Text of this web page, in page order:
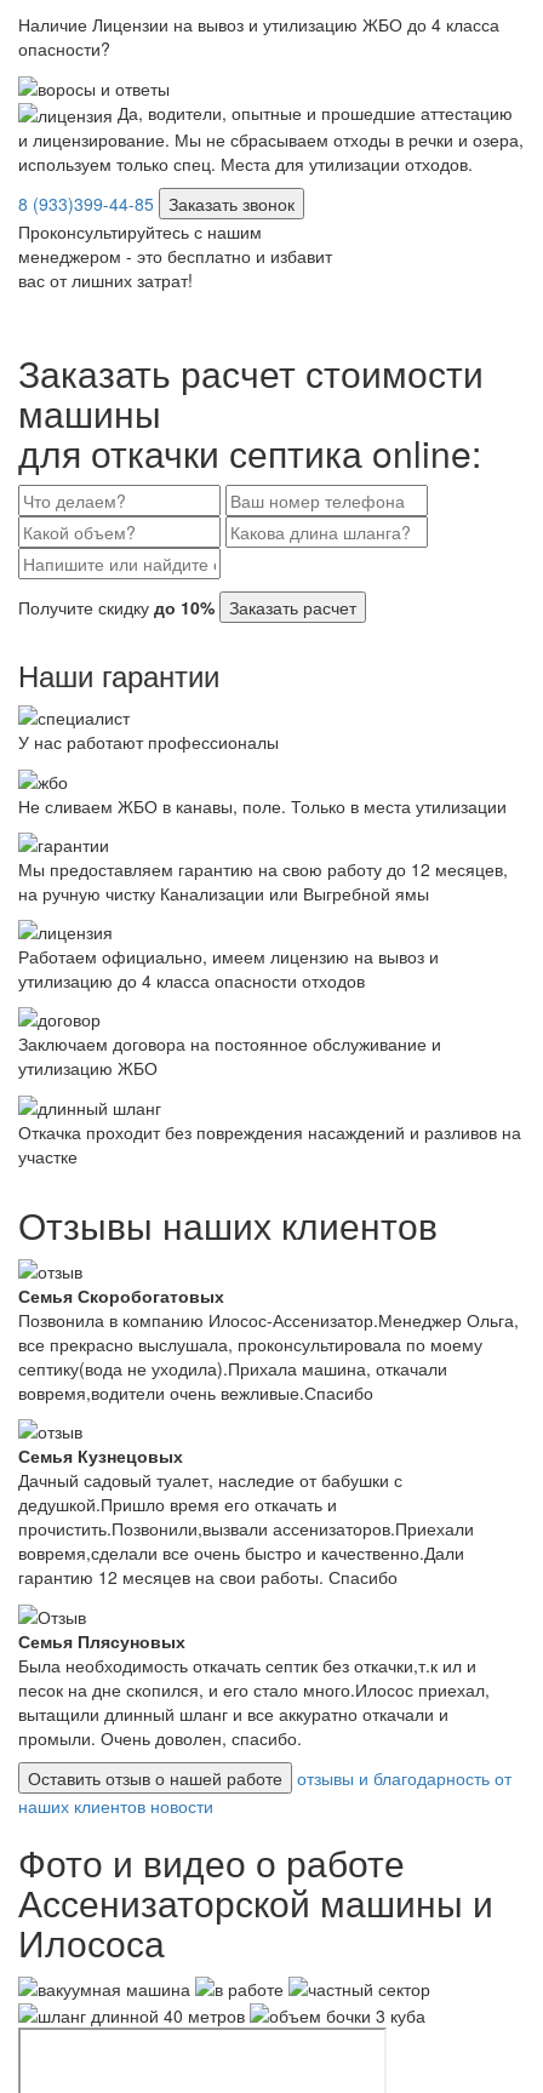
Наличие Лицензии на вывоз и утилизацию ЖБО до 4 класса
опасности?
Да, водители, опытные и прошедшие аттестацию
и лицензирование. Мы не сбрасываем отходы в речки и озера,
используем только спец. Места для утилизации отходов.
8 (933)399-44-85 Заказать звонок
Проконсультируйтесь с нашим
менеджером - это бесплатно и избавит
вас от лишних затрат!
Заказать расчет стоимости
машины
для откачки септика online:
Получите скидку до 10% Заказать расчет
Наши гарантии
У нас работают профессионалы
Не сливаем ЖБО в канавы, поле. Только в места утилизации
Мы предоставляем гарантию на свою работу до 12 месяцев,
на ручную чистку Канализации или Выгребной ямы
Работаем официально, имеем лицензию на вывоз и
утилизацию до 4 класса опасности отходов
Заключаем договора на постоянное обслуживание и
утилизацию ЖБО
Откачка проходит без повреждения насаждений и разливов на
участке
Отзывы наших клиентов
Семья Скоробогатовых
Позвонила в компанию Илосос-Ассенизатор.Менеджер Ольга,
все прекрасно выслушала, проконсультировала по моему
септику(вода не уходила).Прихала машина, откачали
вовремя,водители очень вежливые.Спасибо
Семья Кузнецовых
Дачный садовый туалет, наследие от бабушки с
дедушкой.Пришло время его откачать и
прочистить.Позвонили,вызвали ассенизаторов.Приехали
вовремя,сделали все очень быстро и качественно.Дали
гарантию 12 месяцев на свои работы. Спасибо
Семья Плясуновых
Была необходимость откачать септик без откачки,т.к ил и
песок на дне скопился, и его стало много.Илосос приехал,
вытащили длинный шланг и все аккуратно откачали и
промыли. Очень доволен, спасибо.
Оставить отзыв о нашей работе
отзывы и благодарность от
наших клиентов новости
Фото и видео о работе
Ассенизаторской машины и
Илососа